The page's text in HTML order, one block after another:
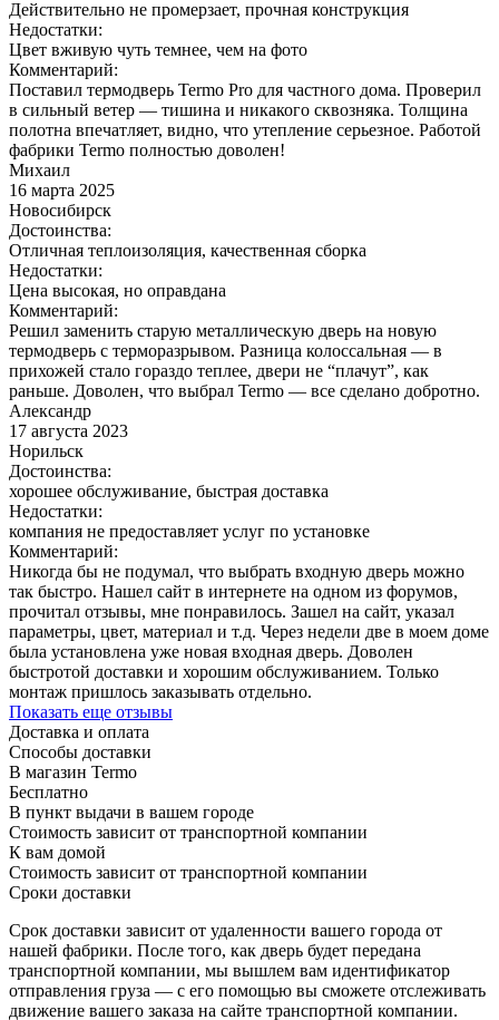
Действительно не промерзает, прочная конструкция
Недостатки:
Цвет вживую чуть темнее, чем на фото
Комментарий:
Поставил термодверь Termo Pro для частного дома. Проверил
в сильный ветер — тишина и никакого сквозняка. Толщина
полотна впечатляет, видно, что утепление серьезное. Работой
фабрики Termo полностью доволен!
Михаил
16 марта 2025
Новосибирск
Достоинства:
Отличная теплоизоляция, качественная сборка
Недостатки:
Цена высокая, но оправдана
Комментарий:
Решил заменить старую металлическую дверь на новую
термодверь с терморазрывом. Разница колоссальная — в
прихожей стало гораздо теплее, двери не “плачут”, как
раньше. Доволен, что выбрал Termo — все сделано добротно.
Александр
17 августа 2023
Норильск
Достоинства:
хорошее обслуживание, быстрая доставка
Недостатки:
компания не предоставляет услуг по установке
Комментарий:
Никогда бы не подумал, что выбрать входную дверь можно
так быстро. Нашел сайт в интернете на одном из форумов,
прочитал отзывы, мне понравилось. Зашел на сайт, указал
параметры, цвет, материал и т.д. Через недели две в моем доме
была установлена уже новая входная дверь. Доволен
быстротой доставки и хорошим обслуживанием. Только
монтаж пришлось заказывать отдельно.
Показать еще отзывы
Доставка и оплата
Способы доставки
В магазин Termo
Бесплатно
В пункт выдачи в вашем городе
Стоимость зависит от транспортной компании
К вам домой
Стоимость зависит от транспортной компании
Сроки доставки
Срок доставки зависит от удаленности вашего города от
нашей фабрики. После того, как дверь будет передана
транспортной компании, мы вышлем вам идентификатор
отправления груза — с его помощью вы сможете отслеживать
движение вашего заказа на сайте транспортной компании.